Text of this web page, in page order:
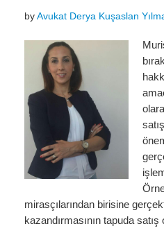
Gayrimenkul hukuku
Ticaret Hukuku
İdare ve Vergi Hukuku
Basında Derya Kuşaslan
HESAPLAMA ARAÇLARI
İhbar Tazminatı Hesaplama
Kıdem Tazminatı Hesaplama
byAvukat Derya Kuşaslan
mirasçılarından birisine
kazandırmasının tapuda